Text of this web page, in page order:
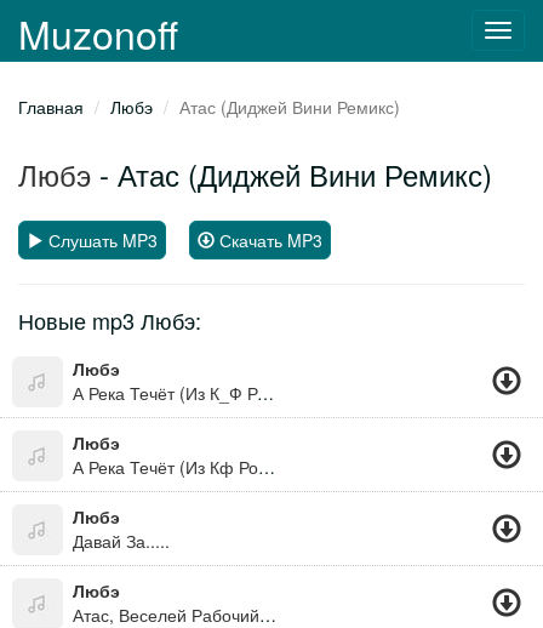
Muzonoff
Главная Любэ Атас (Диджей Вини Ремикс)
Любэ - Атас (Диджей Вини Ремикс)
Слушать MP3 Скачать MP3
Новые mp3 Любэ:
Любэ
А Река Течёт (Из К_Ф Родные)
Любэ
А Река Течёт (Из Кф Родные)
Любэ
Давай За.....
Любэ
Атас, Веселей Рабочий Класс